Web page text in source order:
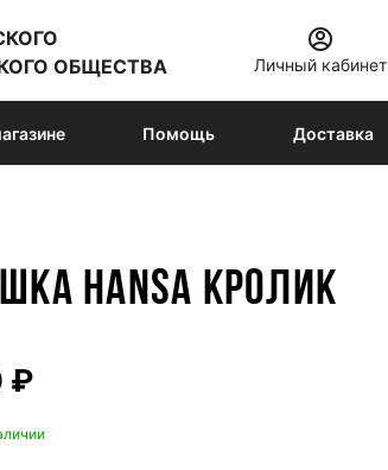
ОБЩЕСТВА
Личный кабинет
Помощь Доставка
HANSA КРОЛИК
₽